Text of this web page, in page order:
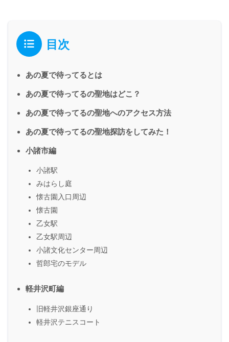
目次
あの夏で待ってるとは
あの夏で待ってるの聖地はどこ？
あの夏で待ってるの聖地へのアクセス方法
あの夏で待ってるの聖地探訪をしてみた！
小諸市編
小諸駅
みはらし庭
懐古園入口周辺
懐古園
乙女駅
乙女駅周辺
小諸文化センター周辺
哲郎宅のモデル
軽井沢町編
旧軽井沢銀座通り
軽井沢テニスコート